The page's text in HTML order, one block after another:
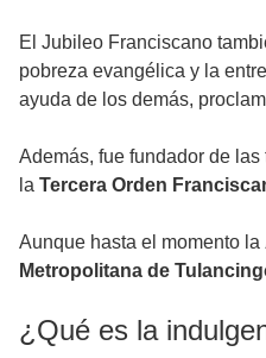
El Jubileo Franciscano
pobreza evangélica y la
ayuda de los demás,
Además, fue fundador de
la Tercera Orden
Aunque hasta el momento la
Metropolitana de
¿Qué es la